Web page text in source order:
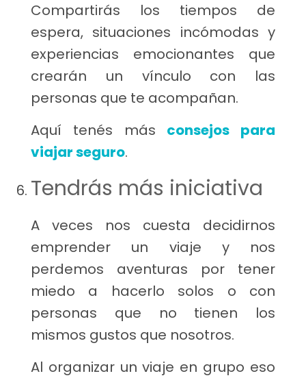
Compartirás los tiempos de
espera, situaciones incómodas y
experiencias emocionantes que
crearán un vínculo con las
personas que te acompañan.
Aquí tenés más consejos para
viajar seguro.
Tendrás más iniciativa
A veces nos cuesta decidirnos
emprender un viaje y nos
perdemos aventuras por tener
miedo a hacerlo solos o con
personas que no tienen los
mismos gustos que nosotros.
Al organizar un viaje en grupo eso